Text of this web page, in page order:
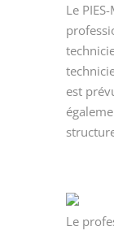
Le
est
Le